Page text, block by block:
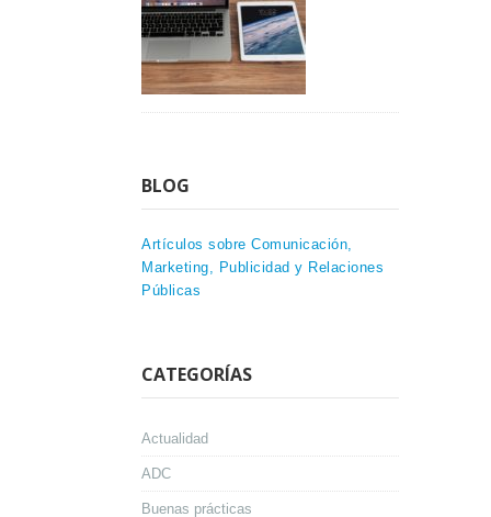
BLOG
Artículos sobre Comunicación,
Marketing, Publicidad y Relaciones
Públicas
CATEGORÍAS
Actualidad
ADC
Buenas prácticas